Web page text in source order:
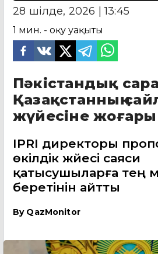
28 шілде, 2026 | 13:45
1 мин. - оқу уақыты
Пәкістандық
Қазақстанның
жүйесіне жоғары
IPRI директоры
өкілдік жүйесі саяси
қатысушыларға тең
беретінін айтты
By QazMonitor